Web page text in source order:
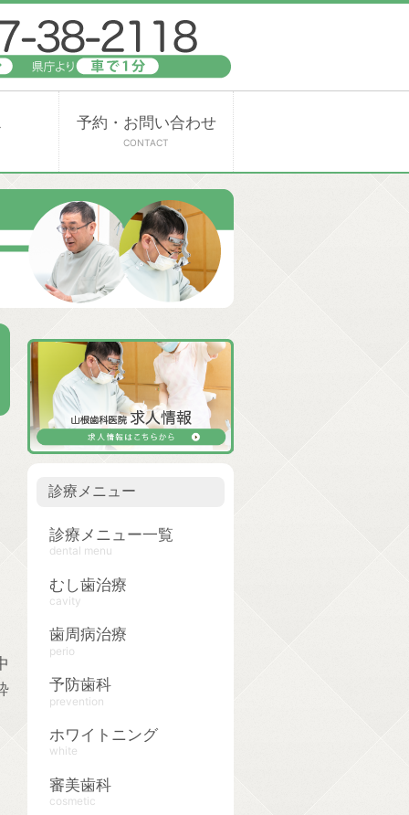
予約・お問い合わせ
CONTACT
診療メニュー
診療メニュー一覧
dental menu
むし歯治療
cavity
歯周病治療
perio
予防歯科
prevention
ホワイトニング
white
審美歯科
cosmetic